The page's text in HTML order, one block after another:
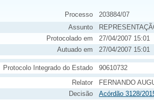
Processo
203884/07
Assunto
Protocolado em
27/04/2007 15:01
Autuado em
27/04/2007 15:01
Protocolo Integrado do Estado
90610732
Relator
FERNANDO
Decisão
Acórdão 3128/